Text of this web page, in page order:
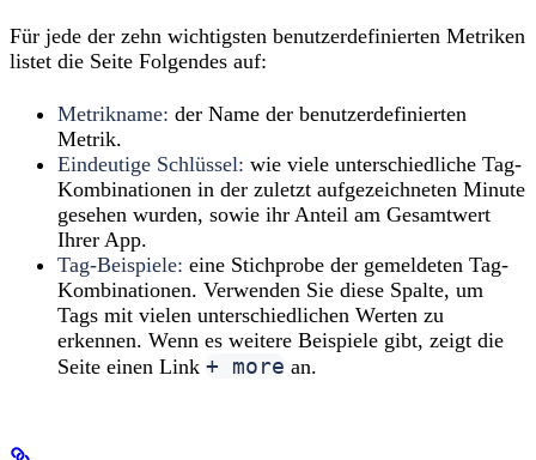
Für jede der zehn wichtigsten benutzerdefinierten Metriken
listet die Seite Folgendes auf:
Metrikname: der Name der benutzerdefinierten
Metrik.
Eindeutige Schlüssel: wie viele unterschiedliche Tag-
Kombinationen in der zuletzt aufgezeichneten Minute
gesehen wurden, sowie ihr Anteil am Gesamtwert
Ihrer App.
Tag-Beispiele: eine Stichprobe der gemeldeten Tag-
Kombinationen. Verwenden Sie diese Spalte, um
Tags mit vielen unterschiedlichen Werten zu
erkennen. Wenn es weitere Beispiele gibt, zeigt die
Seite einen Link + more an.